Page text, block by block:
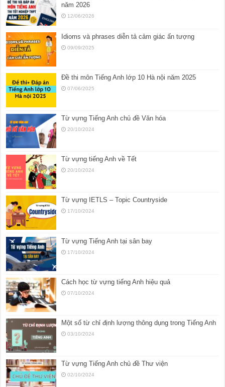
năm 2026
12/06/2026
Idioms và phrases diễn tả cảm giác ấn tượng
09/09/2025
Đề thi môn Tiếng Anh lớp 10 Hà nội năm 2025
07/06/2025
Từ vựng Tiếng Anh chủ đề Văn hóa
20/10/2024
Từ vựng tiếng Anh về Tết
20/10/2024
Từ vựng IETLS – Topic Countryside
17/10/2024
Từ vựng Tiếng Anh tại sân bay
17/10/2024
Cách học từ vựng tiếng Anh hiệu quả
07/10/2024
Một số từ chỉ định lượng thông dụng trong Tiếng Anh
03/10/2024
Từ vựng Tiếng Anh chủ đề Thư viện
02/10/2024